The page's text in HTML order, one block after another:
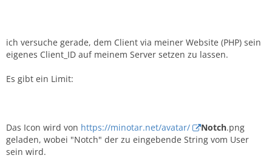
ich versuche gerade, dem Client via meiner Website (PHP) sein
eigenes Client_ID auf meinem Server setzen zu lassen.
Es gibt ein Limit:
Das Icon wird von https://minotar.net/avatar/ Notch.png
geladen, wobei "Notch" der zu eingebende String vom User
sein wird.